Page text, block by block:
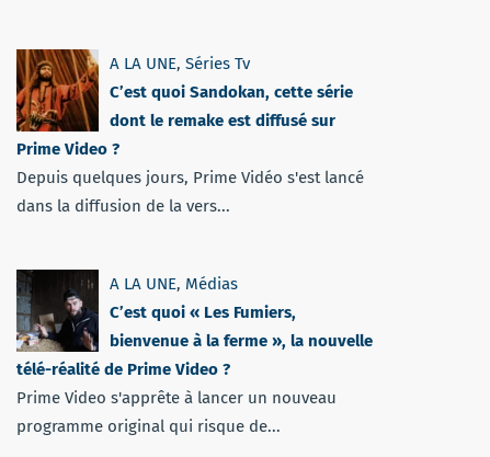
A LA UNE, Séries Tv
C’est quoi Sandokan, cette série
dont le remake est diffusé sur
Prime Video ?
Depuis quelques jours, Prime Vidéo s'est lancé
dans la diffusion de la vers...
A LA UNE, Médias
C’est quoi « Les Fumiers,
bienvenue à la ferme », la nouvelle
télé-réalité de Prime Video ?
Prime Video s'apprête à lancer un nouveau
programme original qui risque de...